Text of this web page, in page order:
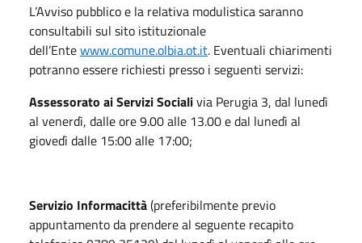
L’Avviso pubblico e la relativa modulistica saranno
consultabili sul sito istituzionale
dell’Entewww.comune.olbia.ot.it. Eventuali chiarimenti
potranno essere richiesti presso i seguenti servizi:
Assessorato ai Servizi Socialivia Perugia 3, dal lunedì
al venerdì, dalle ore 9.00 alle 13.00 e dal lunedì al
giovedì dalle 15:00 alle 17:00;
Servizio Informacittà(preferibilmente previo
appuntamento da prendere al seguente recapito